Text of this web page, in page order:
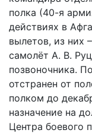
полка (40-я
действиях в
вылетов, из них
самолёт А. В.
позвоночника.
отстранен от
полком до
назначение на
Центра боевого